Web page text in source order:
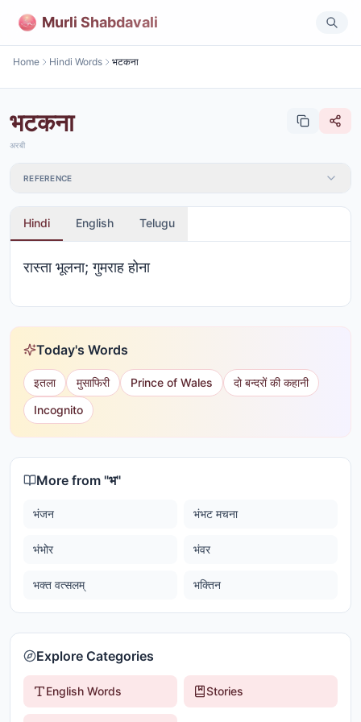
Murli Shabdavali
Home Hindi Words भटकना
भटकना
अरबी
REFERENCE
Hindi English Telugu
रास्ता भूलना; गुमराह होना
Today's Words
इतला मुसाफिरी Prince of Wales
दो बन्दरों की कहानी
Incognito
More from "भ"
भंजन भंभट मचना
भंभोर भंवर
भक्त वत्सलम् भक्तिन
Explore Categories
English Words Stories